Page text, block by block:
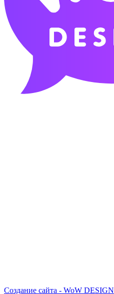
Создание сайта - WoW DESIGN